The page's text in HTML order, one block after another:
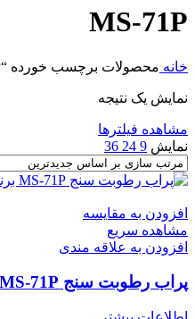
MS-71P
خانه محصولات برچسب خورده “MS-71P”
نمایش یک نتیجه
مشاهده فیلترها
نمایش 9
24
36
افزودن به مقایسه
مشاهده سریع
افزودن به علاقه مندی
پراب رطوبت سنج MS-71P برند LUTRON